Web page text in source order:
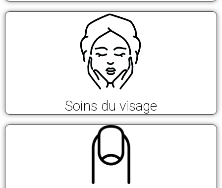
Soins du visage